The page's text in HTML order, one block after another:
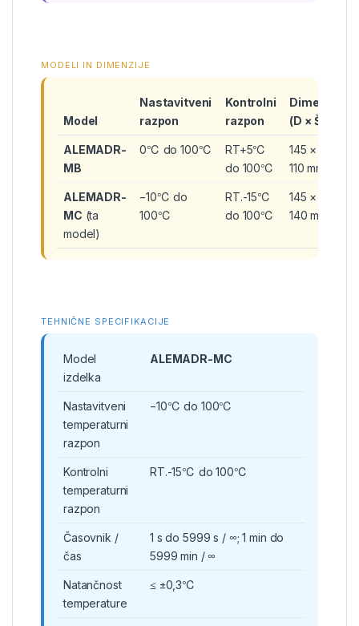
MODELI IN DIMENZIJE
Model
Nastavitveni
razpon
Kontrolni
razpon
Dimenzije
(D × Š × V)
ALEMADR-
MB
0℃ do 100℃
RT+5℃
do 100℃
145 × 113 ×
110 mm
ALEMADR-
MC (ta
model)
−10℃ do
100℃
RT.-15℃
do 100℃
145 × 113 ×
140 mm
TEHNIČNE SPECIFIKACIJE
Model
izdelka
ALEMADR-MC
Nastavitveni
temperaturni
razpon
−10℃ do 100℃
Kontrolni
temperaturni
razpon
RT.-15℃ do 100℃
Časovnik /
čas
1 s do 5999 s / ∞; 1 min do
5999 min / ∞
Natančnost
temperature
≤ ±0,3℃